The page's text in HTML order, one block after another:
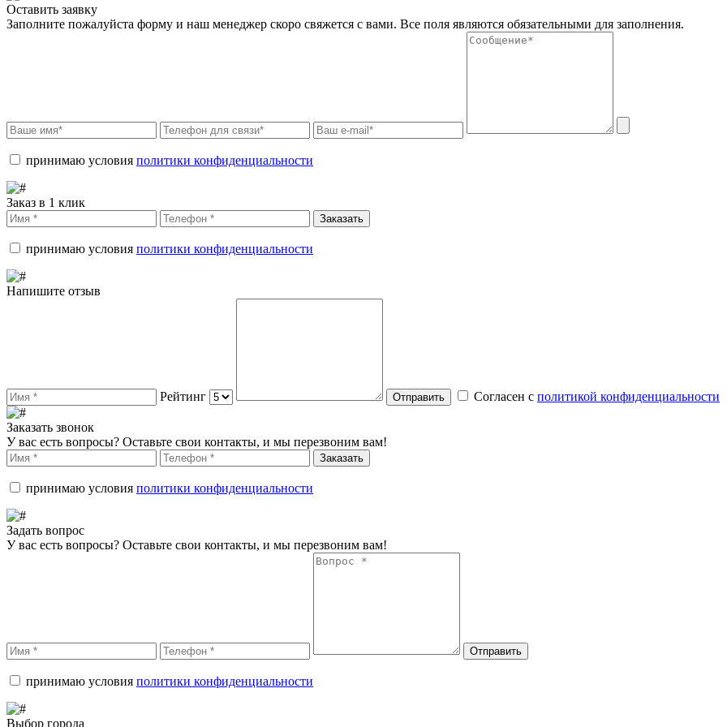
Оставить заявку
Заполните пожалуйста форму и наш менеджер скоро свяжется с вами. Все поля являются обязательными для заполнения.
принимаю условия политики конфиденциальности
Заказ в 1 клик
Заказать
принимаю условия политики конфиденциальности
Напишите отзыв
Рейтинг Отправить Согласен с политикой конфиденциальности
Заказать звонок
У вас есть вопросы? Оставьте свои контакты, и мы перезвоним вам!
Заказать
принимаю условия политики конфиденциальности
Задать вопрос
У вас есть вопросы? Оставьте свои контакты, и мы перезвоним вам!
Отправить
принимаю условия политики конфиденциальности
Выбор города